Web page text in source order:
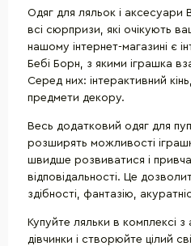
Одяг для ляльок і
всі сюрпризи, які очікують
нашому інтернет-магазині є
Бебі Борн, з якими іграшка
Серед них: інтерактивний
предмети декору.
Весь додатковий одяг для
розширять можливості
швидше розвиватися і
відповідальності. Це
здібності, фантазію,
Купуйте ляльки в комплексі
дівчинки і створюйте цілий